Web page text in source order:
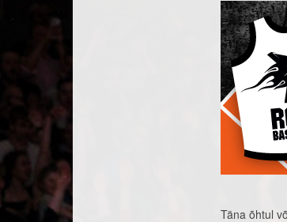
Täna õhtul